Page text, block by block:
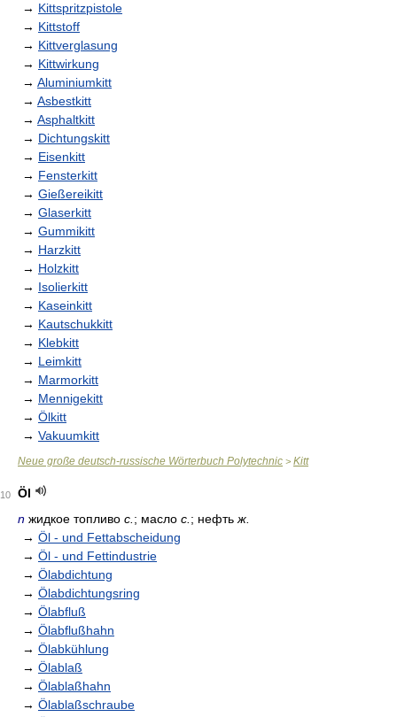
→ Kittspritzpistole
→ Kittstoff
→ Kittverglasung
→ Kittwirkung
→ Aluminiumkitt
→ Asbestkitt
→ Asphaltkitt
→ Dichtungskitt
→ Eisenkitt
→ Fensterkitt
→ Gießereikitt
→ Glaserkitt
→ Gummikitt
→ Harzkitt
→ Holzkitt
→ Isolierkitt
→ Kaseinkitt
→ Kautschukkitt
→ Klebkitt
→ Leimkitt
→ Marmorkitt
→ Mennigekitt
→ Ölkitt
→ Vakuumkitt
Neue große deutsch-russische Wörterbuch Polytechnic > Kitt
10
Öl
n жидкое топливо с. ; масло с. ; нефть ж.
→ Öl - und Fettabscheidung
→ Öl - und Fettindustrie
→ Ölabdichtung
→ Ölabdichtungsring
→ Ölabfluß
→ Ölabflußhahn
→ Ölabkühlung
→ Ölablaß
→ Ölablaßhahn
→ Ölablaßschraube